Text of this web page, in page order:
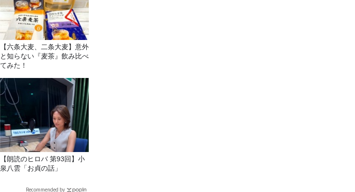
【六条大麦、二条大麦】意外
と知らない『麦茶』飲み比べ
てみた！
【朗読のヒロバ 第93回】小
泉八雲「お貞の話」
Recommended by